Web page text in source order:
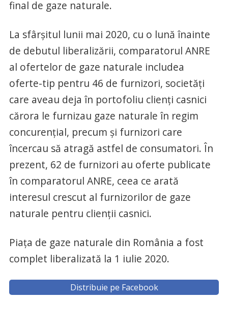
final de gaze naturale.
La sfârşitul lunii mai 2020, cu o lună înainte
de debutul liberalizării, comparatorul ANRE
al ofertelor de gaze naturale includea
oferte-tip pentru 46 de furnizori, societăţi
care aveau deja în portofoliu clienţi casnici
cărora le furnizau gaze naturale în regim
concurenţial, precum şi furnizori care
încercau să atragă astfel de consumatori. În
prezent, 62 de furnizori au oferte publicate
în comparatorul ANRE, ceea ce arată
interesul crescut al furnizorilor de gaze
naturale pentru clienţii casnici.
Piaţa de gaze naturale din România a fost
complet liberalizată la 1 iulie 2020.
Distribuie pe Facebook